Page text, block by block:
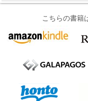
こちらの書籍